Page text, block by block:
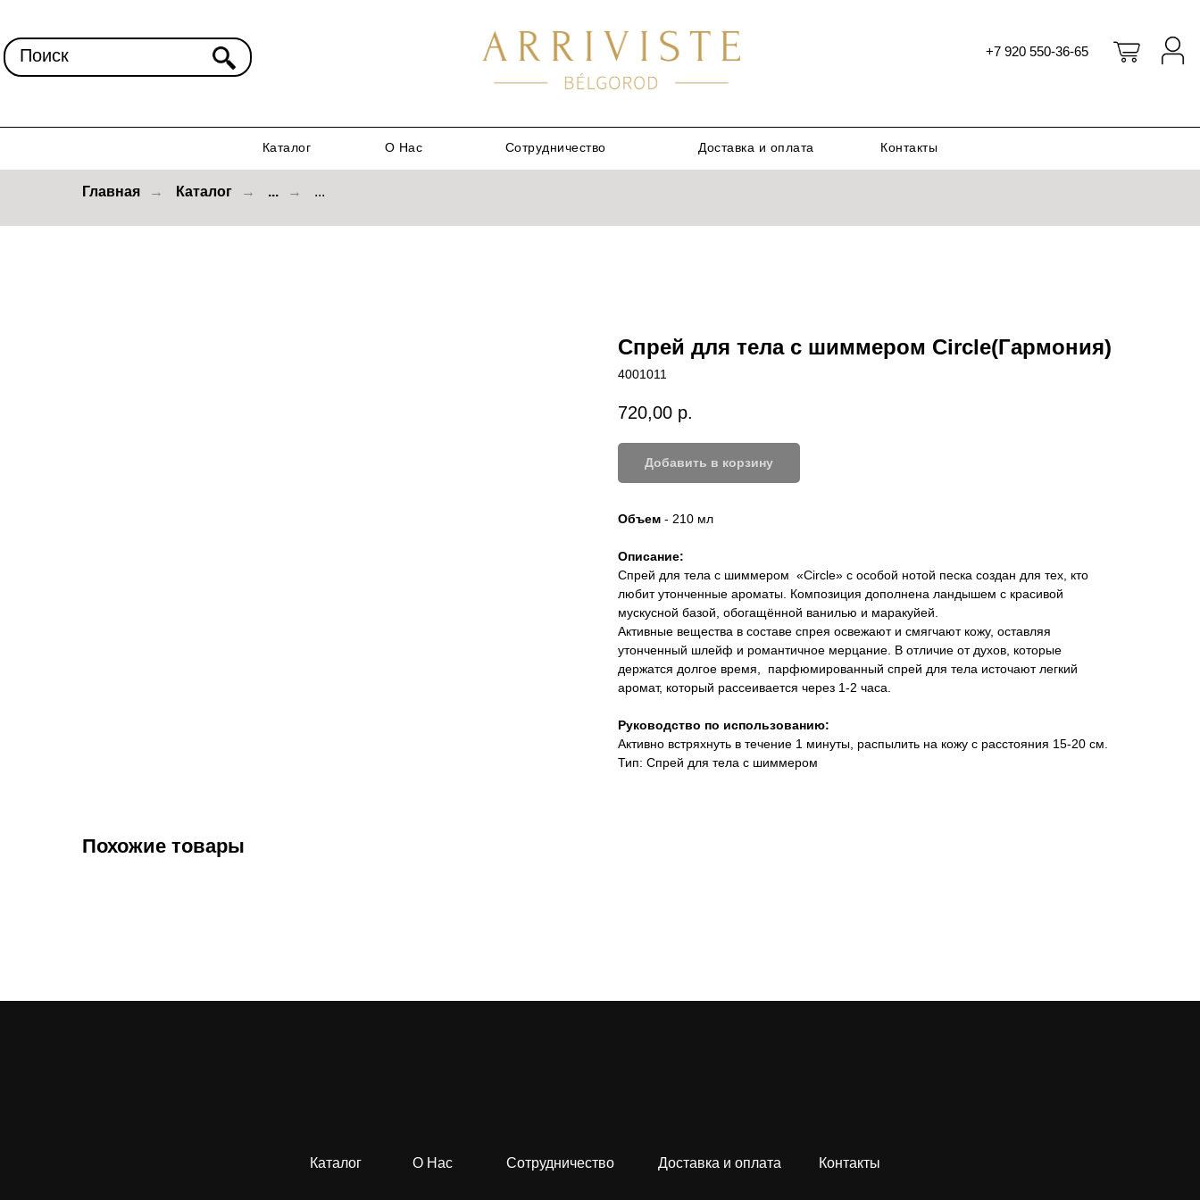
Каталог О Нас Сотрудничество Доставка и оплата Контакты
+7 920 550-36-65
Поиск
Главная → Каталог → ... → ...
Спрей для тела с шиммером Circle(Гармония)
4001011
720,00 р.
Добавить в корзину
Объем - 210 мл
Описание:
Спрей для тела с шиммером «Circle» с особой нотой песка создан для тех, кто
любит утонченные ароматы. Композиция дополнена ландышем с красивой
мускусной базой, обогащённой ванилью и маракуйей.
Активные вещества в составе спрея освежают и смягчают кожу, оставляя
утонченный шлейф и романтичное мерцание. В отличие от духов, которые
держатся долгое время, парфюмированный спрей для тела источают легкий
аромат, который рассеивается через 1-2 часа.
Руководство по использованию:
Активно встряхнуть в течение 1 минуты, распылить на кожу с расстояния 15-20 см.
Тип: Спрей для тела с шиммером
Похожие товары
Каталог О Нас Сотрудничество Доставка и оплата Контакты